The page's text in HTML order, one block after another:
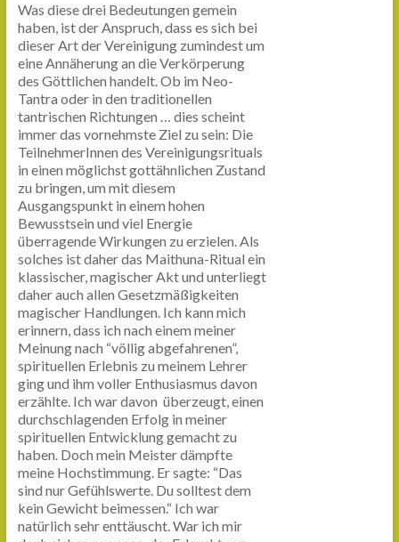
Was diese drei Bedeutungen gemein
haben, ist der Anspruch, dass es sich bei
dieser Art der Vereinigung zumindest um
eine Annäherung an die Verkörperung
des Göttlichen handelt. Ob im Neo-
Tantra oder in den traditionellen
tantrischen Richtungen … dies scheint
immer das vornehmste Ziel zu sein: Die
TeilnehmerInnen des Vereinigungsrituals
in einen möglichst gottähnlichen Zustand
zu bringen, um mit diesem
Ausgangspunkt in einem hohen
Bewusstsein und viel Energie
überragende Wirkungen zu erzielen. Als
solches ist daher das Maithuna-Ritual ein
klassischer, magischer Akt und unterliegt
daher auch allen Gesetzmäßigkeiten
magischer Handlungen. Ich kann mich
erinnern, dass ich nach einem meiner
Meinung nach “völlig abgefahrenen”,
spirituellen Erlebnis zu meinem Lehrer
ging und ihm voller Enthusiasmus davon
erzählte. Ich war davon überzeugt, einen
durchschlagenden Erfolg in meiner
spirituellen Entwicklung gemacht zu
haben. Doch mein Meister dämpfte
meine Hochstimmung. Er sagte: “Das
sind nur Gefühlswerte. Du solltest dem
kein Gewicht beimessen.“ Ich war
natürlich sehr enttäuscht. War ich mir